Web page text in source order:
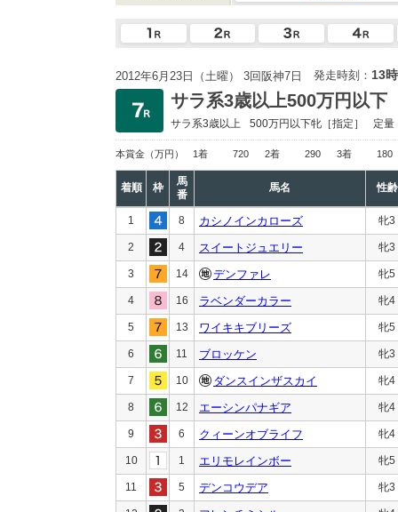
2012年6月23日（土曜） 3回阪神7日 発走時刻： 13
サラ系3歳以上500万円以下
サラ系3歳以上 500万円以下牝［指定］ 定量
本賞金 （万円） 1着 720 2着 290 3着 180
着順 枠
馬
番
馬名 性齢
1 8 カシノインカローズ 牝3
2 4 スイートジュエリー 牝3
3 14 デンファレ 牝5
4 16 ラベンダーカラー 牝4
5 13 ワイキキブリーズ 牝5
6 11 ブロッケン 牝3
7 10 ダンスインザスカイ 牝4
8 12 エーシンパナギア 牝4
9 6 クィーンオブライフ 牝4
10 1 エリモレインボー 牝5
11 5 デンコウデア 牝3